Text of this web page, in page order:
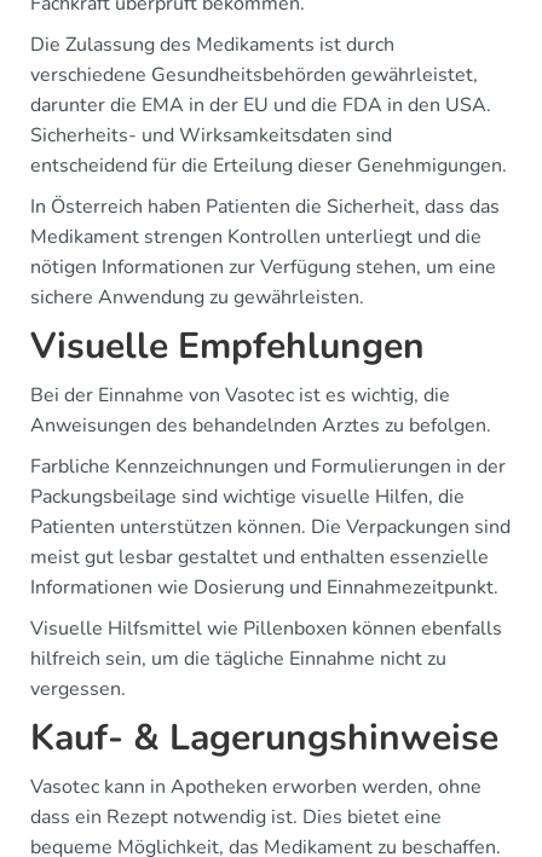
Die Zulassung des Medikaments ist durch
verschiedene Gesundheitsbehörden gewährleistet,
darunter die EMA in der EU und die FDA in den USA.
Sicherheits- und Wirksamkeitsdaten sind
entscheidend für die Erteilung dieser Genehmigungen.
In Österreich haben Patienten die Sicherheit, dass das
Medikament strengen Kontrollen unterliegt und die
nötigen Informationen zur Verfügung stehen, um eine
sichere Anwendung zu gewährleisten.
Visuelle Empfehlungen
Bei der Einnahme von Vasotec ist es wichtig, die
Anweisungen des behandelnden Arztes zu befolgen.
Farbliche Kennzeichnungen und Formulierungen in der
Packungsbeilage sind wichtige visuelle Hilfen, die
Patienten unterstützen können. Die Verpackungen sind
meist gut lesbar gestaltet und enthalten essenzielle
Informationen wie Dosierung und Einnahmezeitpunkt.
Visuelle Hilfsmittel wie Pillenboxen können ebenfalls
hilfreich sein, um die tägliche Einnahme nicht zu
vergessen.
Kauf- & Lagerungshinweise
Vasotec kann in Apotheken erworben werden, ohne
dass ein Rezept notwendig ist. Dies bietet eine
bequeme Möglichkeit, das Medikament zu beschaffen.